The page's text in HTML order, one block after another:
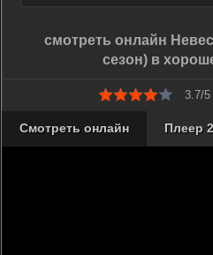
смотреть онлайн
сезон) в
3.7/5
Смотреть онлайн Плеер 2